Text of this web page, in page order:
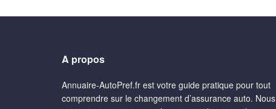
A propos
Annuaire-AutoPref.fr est votre guide pratique pour tout
comprendre sur le changement d’assurance auto. Nous